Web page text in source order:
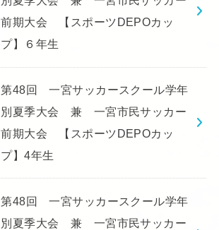
前期大会 【スポーツDEPOカッ
プ】６年生
第48回 一宮サッカースクール学年
別夏季大会 兼 一宮市民サッカー
前期大会 【スポーツDEPOカッ
プ】4年生
第48回 一宮サッカースクール学年
別夏季大会 兼 一宮市民サッカー